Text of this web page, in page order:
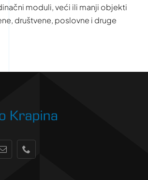
moduli, veći ili manji objekti
društvene, poslovne i druge